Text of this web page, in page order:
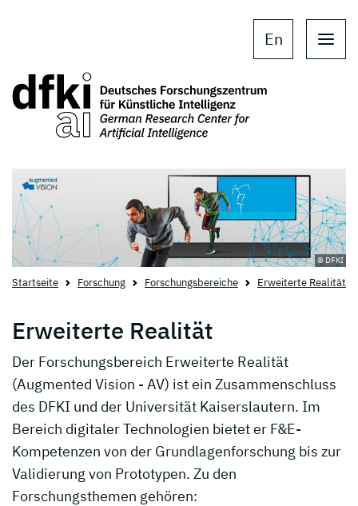
En
© DFKI
Startseite Forschung Forschungsbereiche Erweiterte Realität
Erweiterte Realität
Der Forschungsbereich Erweiterte Realität
(Augmented Vision - AV) ist ein Zusammenschluss
des DFKI und der Universität Kaiserslautern. Im
Bereich digitaler Technologien bietet er F&E-
Kompetenzen von der Grundlagenforschung bis zur
Validierung von Prototypen. Zu den
Forschungsthemen gehören: